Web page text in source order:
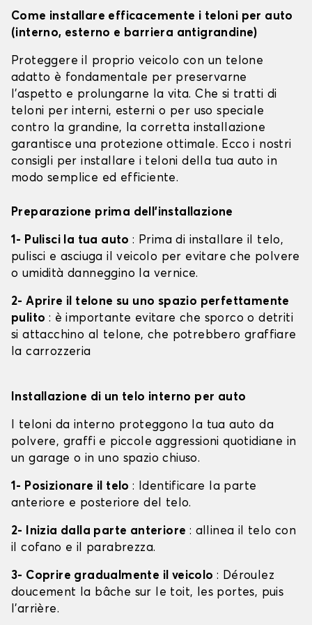
Come installare efficacemente i teloni per auto
(interno, esterno e barriera antigrandine)
Proteggere il proprio veicolo con un telone
adatto è fondamentale per preservarne
l'aspetto e prolungarne la vita. Che si tratti di
teloni per interni, esterni o per uso speciale
contro la grandine, la corretta installazione
garantisce una protezione ottimale. Ecco i nostri
consigli per installare i teloni della tua auto in
modo semplice ed efficiente.
Preparazione prima dell'installazione
1- Pulisci la tua auto: Prima di installare il telo,
pulisci e asciuga il veicolo per evitare che polvere
o umidità danneggino la vernice.
2- Aprire il telone su uno spazio perfettamente
pulito : è importante evitare che sporco o detriti
si attacchino al telone, che potrebbero graffiare
la carrozzeria
Installazione di un telo interno per auto
I teloni da interno proteggono la tua auto da
polvere, graffi e piccole aggressioni quotidiane in
un garage o in uno spazio chiuso.
1- Posizionare il telo: Identificare la parte
anteriore e posteriore del telo.
2- Inizia dalla parte anteriore : allinea il telo con
il cofano e il parabrezza.
3- Coprire gradualmente il veicolo : Déroulez
doucement la bâche sur le toit, les portes, puis
l'arrière.